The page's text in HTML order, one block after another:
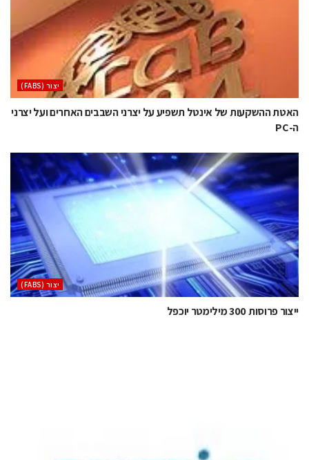
‫יצור (‪(FABS‬‬
האטת ההשקעות של אינטל תשפיע על יצרני השבבים האחרים ועל יצרני
ה-PC
‫יצור (‪(FABS‬‬
ייצור פרוסות 300 מילימטר יוכפל